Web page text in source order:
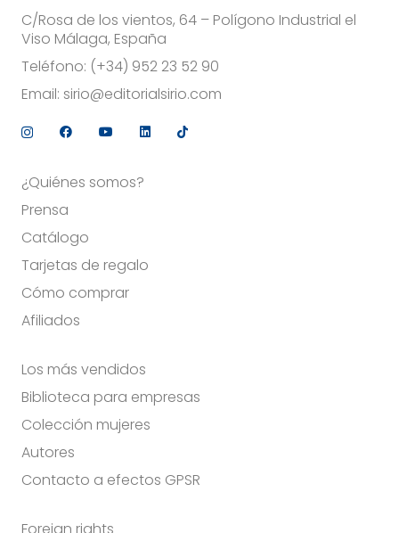
C/Rosa de los vientos, 64 – Polígono Industrial el
Viso Málaga, España
Teléfono: (+34) 952 23 52 90
Email: sirio@editorialsirio.com
¿Quiénes somos?
Prensa
Catálogo
Tarjetas de regalo
Cómo comprar
Afiliados
Los más vendidos
Biblioteca para empresas
Colección mujeres
Autores
Contacto a efectos GPSR
Foreign rights